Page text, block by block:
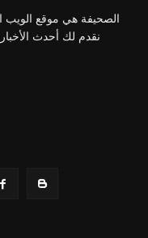
الصحيفة هي موقع الويب
نقدم لك أحدث